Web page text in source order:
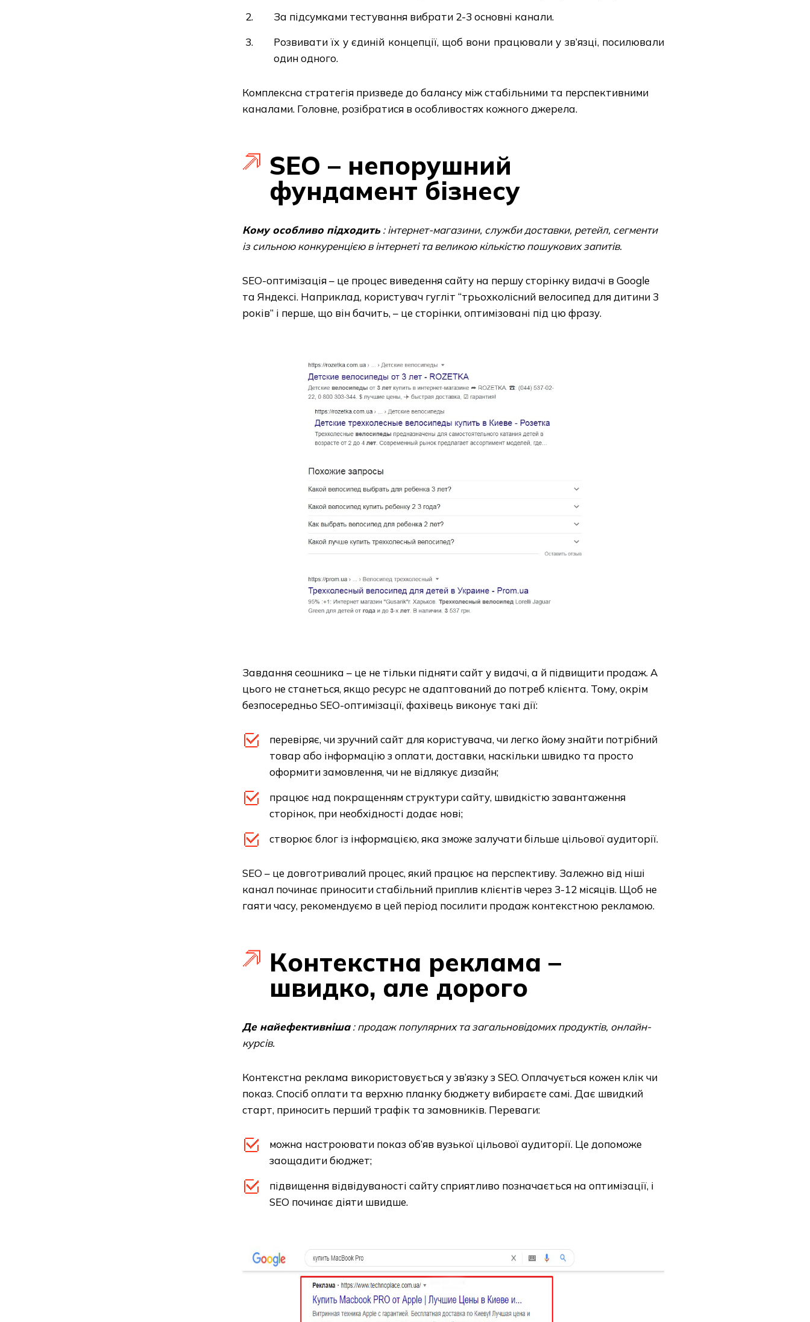
За підсумками тестування вибрати 2-3 основні канали.
Розвивати їх у єдиній концепції, щоб вони працювали у зв’язці, посилювали
один одного.
Комплексна стратегія призведе до балансу між стабільними та перспективними
каналами. Головне, розібратися в особливостях кожного джерела.
SEO – непорушний
фундамент бізнесу
Кому особливо підходить : інтернет-магазини, служби доставки, ретейл, сегменти
із сильною конкуренцією в інтернеті та великою кількістю пошукових запитів.
SEO-оптимізація – це процес виведення сайту на першу сторінку видачі в Google
та Яндексі. Наприклад, користувач гугліт “трьохколісний велосипед для дитини 3
років” і перше, що він бачить, – це сторінки, оптимізовані під цю фразу.
Завдання сеошника – це не тільки підняти сайт у видачі, а й підвищити продаж. А
цього не станеться, якщо ресурс не адаптований до потреб клієнта. Тому, окрім
безпосередньо SEO-оптимізації, фахівець виконує такі дії:
перевіряє, чи зручний сайт для користувача, чи легко йому знайти потрібний
товар або інформацію з оплати, доставки, наскільки швидко та просто
оформити замовлення, чи не відлякує дизайн;
працює над покращенням структури сайту, швидкістю завантаження
сторінок, при необхідності додає нові;
створює блог із інформацією, яка зможе залучати більше цільової аудиторії.
SEO – це довготривалий процес, який працює на перспективу. Залежно від ніші
канал починає приносити стабільний приплив клієнтів через 3-12 місяців. Щоб не
гаяти часу, рекомендуємо в цей період посилити продаж контекстною рекламою.
Контекстна реклама –
швидко, але дорого
Де найефективніша : продаж популярних та загальновідомих продуктів, онлайн-
курсів.
Контекстна реклама використовується у зв’язку з SEO. Оплачується кожен клік чи
показ. Спосіб оплати та верхню планку бюджету вибираєте самі. Дає швидкий
старт, приносить перший трафік та замовників. Переваги:
можна настроювати показ об’яв вузької цільової аудиторії. Це допоможе
заощадити бюджет;
підвищення відвідуваності сайту сприятливо позначається на оптимізації, і
SEO починає діяти швидше.